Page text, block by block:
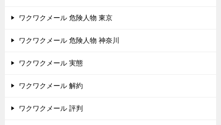
ワクワクメール 危険人物 東京
ワクワクメール 危険人物 神奈川
ワクワクメール 実態
ワクワクメール 解約
ワクワクメール 評判